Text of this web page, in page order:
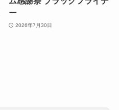
ー
2026年7月30日